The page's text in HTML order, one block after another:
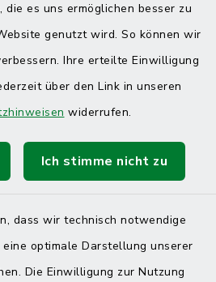
die es uns ermöglichen besser zu
genutzt wird. So können wir
Ihre erteilte Einwilligung
über den Link in unseren
widerrufen.
Ich stimme nicht zu
dass wir technisch notwendige
eine optimale Darstellung unserer
Die Einwilligung zur Nutzung